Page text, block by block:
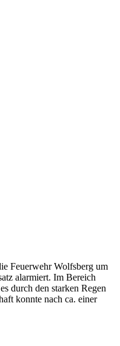
Feuerwehr Wolfsberg um
alarmiert. Im Bereich
durch den starken Regen
konnte nach ca. einer